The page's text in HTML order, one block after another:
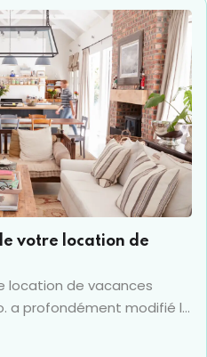
un coût non
ce contexte, la
un premier pas, mais le
l'est tout autant, face à
sur le marché.
(d'électricité, de g az
situation est donc
votre location de
location de vacances
a profondément modifié le
Si l'offre s'est
elle est aussi de